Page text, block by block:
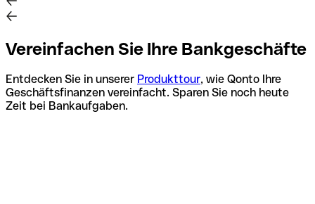
Vereinfachen Sie Ihre Bankgeschäfte
Entdecken Sie in unserer Produkttour, wie Qonto Ihre
Geschäftsfinanzen vereinfacht. Sparen Sie noch heute
Zeit bei Bankaufgaben.